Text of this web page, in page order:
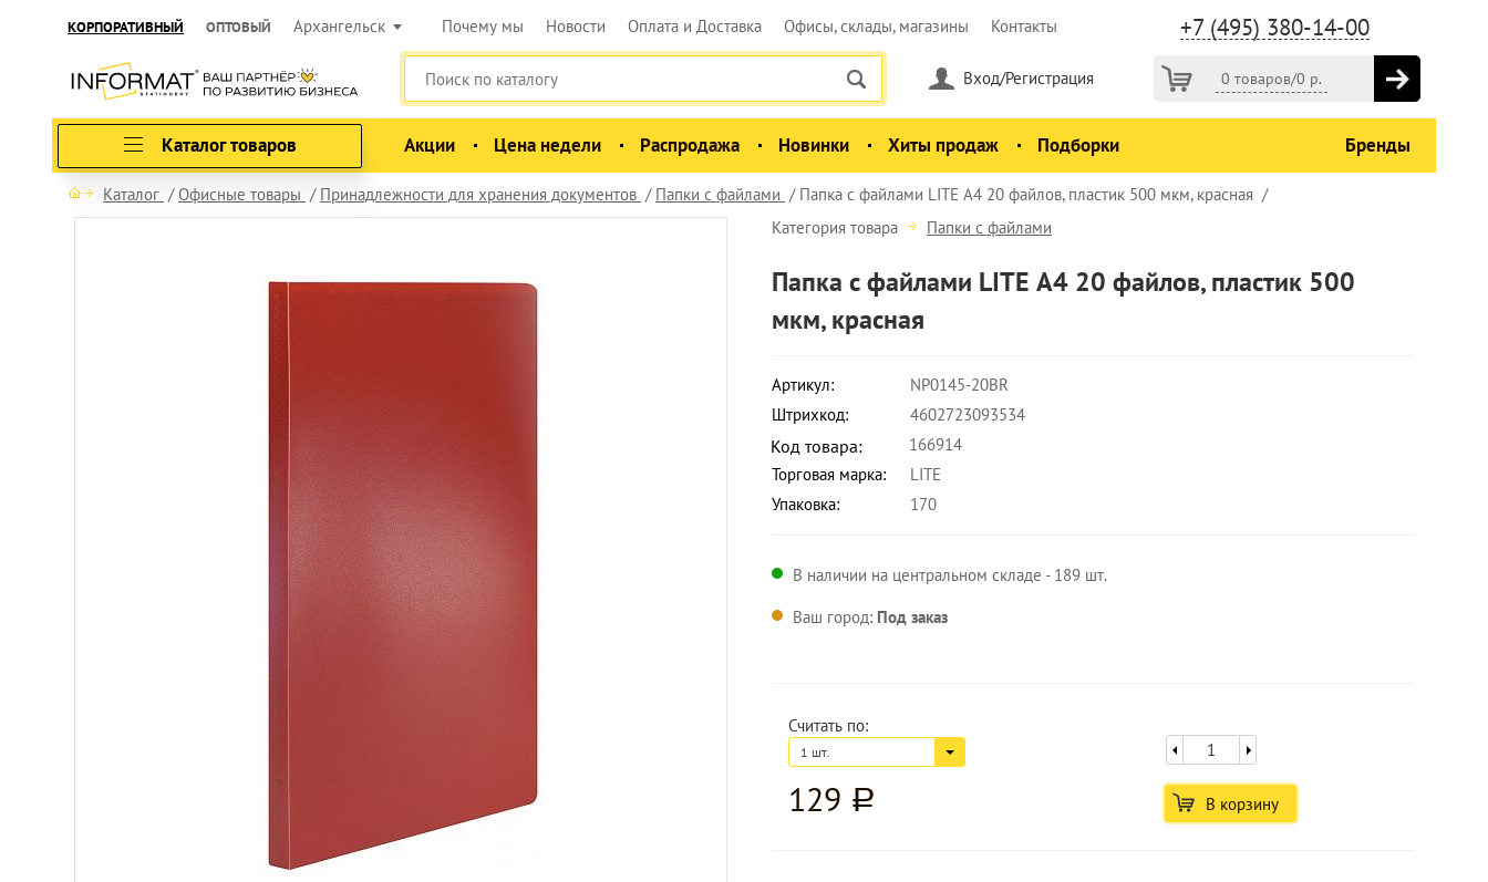
КОРПОРАТИВНЫЙ ОПТОВЫЙ Архангельск +7 (495) 380-14-00
Почему мы Новости Оплата и Доставка Офисы, склады, магазины Контакты
0 товаров/0 р.
Вход/Регистрация
Каталог товаров Акции Цена недели Распродажа Новинки Хиты продаж Подборки Бренды
Каталог Офисные товары Принадлежности для хранения документов Папки с файлами Папка с файлами LITE А4 20 файлов, пластик 500 мкм, красная
Категория товара Папки с файлами
Папка с файлами LITE А4 20 файлов, пластик 500
мкм, красная
Артикул:
NP0145-20BR
Штрихкод:
4602723093534
Код товара:
166914
Торговая марка:
LITE
Упаковка:
170
В наличии на центральном складе - 189 шт.
Ваш город: Под заказ
Считать по:
1 шт.
129 a В корзину